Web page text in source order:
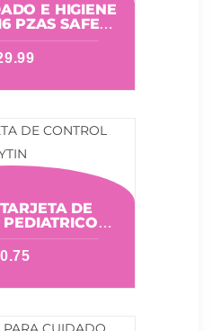
E HIGIENE
PZAS SAFETY
DE
0.75